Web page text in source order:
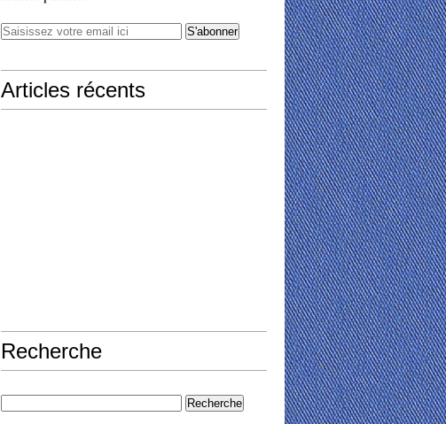
Articles récents
Recherche